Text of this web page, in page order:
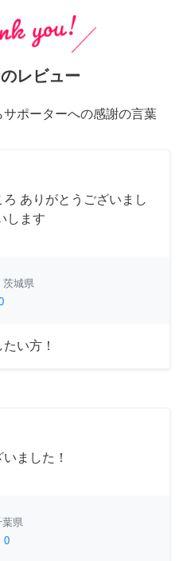
レビュー
ポーターへの感謝の言葉
ありがとうございまし
します
茨城県
い方！
ました！
葉県
0